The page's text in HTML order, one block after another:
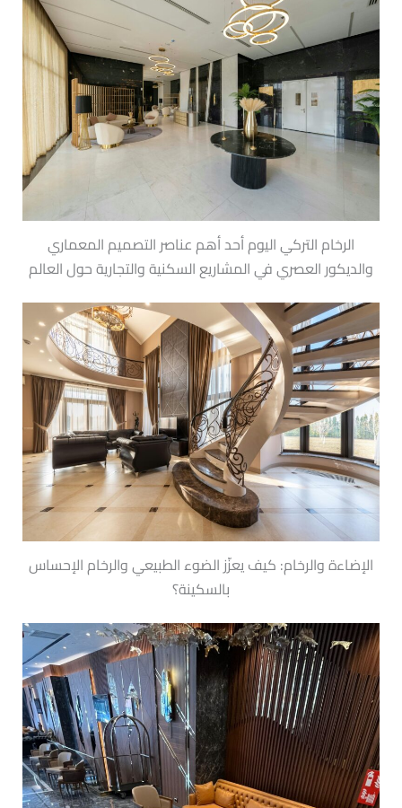
الرخام التركي اليوم أحد أهم عناصر التصميم المعماري
والديكور العصري في المشاريع السكنية والتجارية حول العالم
الإضاءة والرخام: كيف يعزّز الضوء الطبيعي والرخام الإحساس
بالسكينة؟